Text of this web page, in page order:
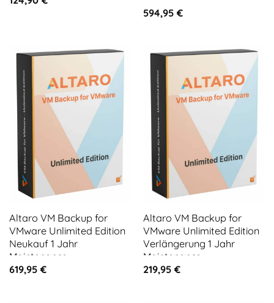
594,95 €
Altaro VM Backup for
VMware Unlimited Edition
Neukauf 1 Jahr
Maintenance
619,95 €
Altaro VM Backup for
VMware Unlimited Edition
Verlängerung 1 Jahr
Maintenance
219,95 €